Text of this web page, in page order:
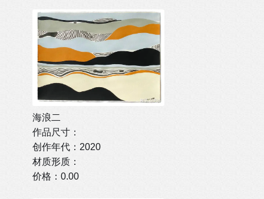
海浪二
作品尺寸：
创作年代：2020
材质形质：
价格：0.00